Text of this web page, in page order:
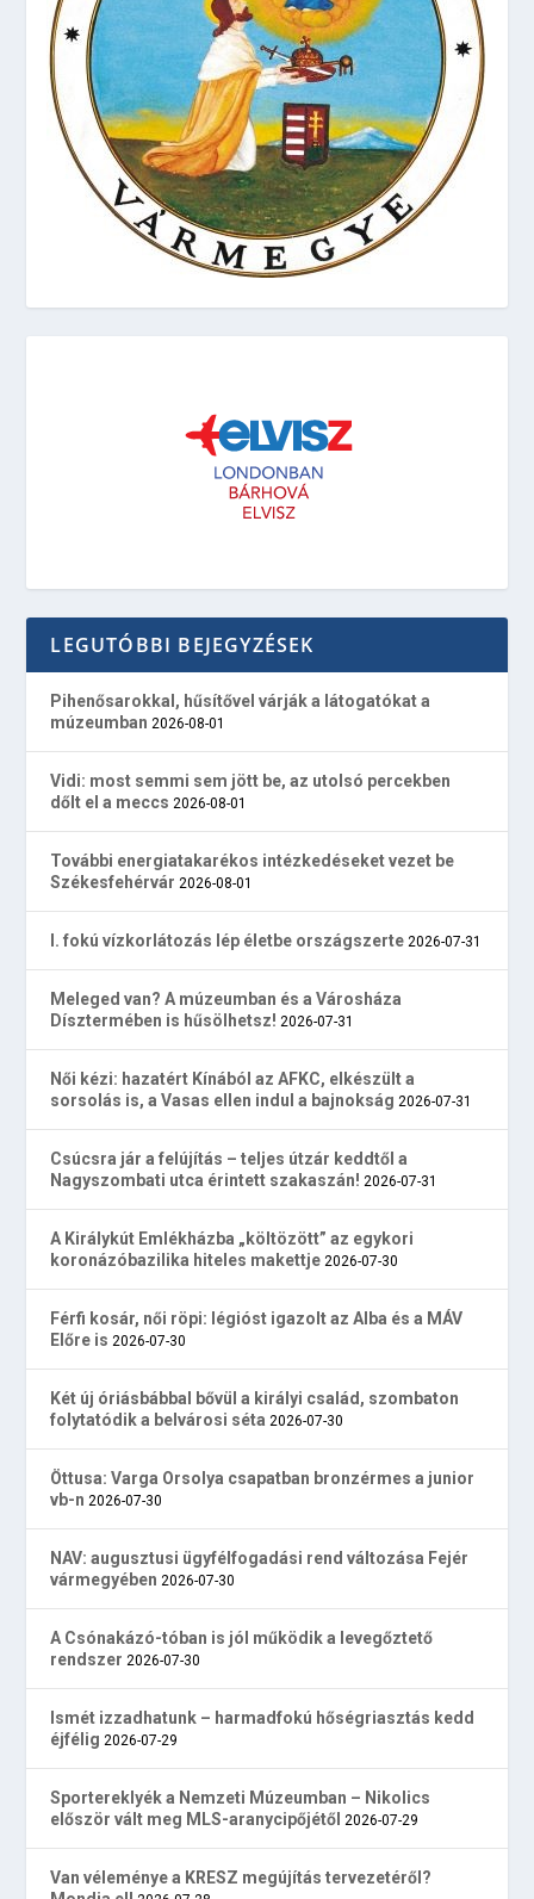
LEGUTÓBBI BEJEGYZÉSEK
Pihenősarokkal, hűsítővel várják a látogatókat a
múzeumban 2026-08-01
Vidi: most semmi sem jött be, az utolsó percekben
dőlt el a meccs 2026-08-01
További energiatakarékos intézkedéseket vezet be
Székesfehérvár 2026-08-01
I. fokú vízkorlátozás lép életbe országszerte 2026-07-31
Meleged van? A múzeumban és a Városháza
Dísztermében is hűsölhetsz! 2026-07-31
Női kézi: hazatért Kínából az AFKC, elkészült a
sorsolás is, a Vasas ellen indul a bajnokság 2026-07-31
Csúcsra jár a felújítás – teljes útzár keddtől a
Nagyszombati utca érintett szakaszán! 2026-07-31
A Királykút Emlékházba „költözött” az egykori
koronázóbazilika hiteles makettje 2026-07-30
Férfi kosár, női röpi: légióst igazolt az Alba és a MÁV
Előre is 2026-07-30
Két új óriásbábbal bővül a királyi család, szombaton
folytatódik a belvárosi séta 2026-07-30
Öttusa: Varga Orsolya csapatban bronzérmes a junior
vb-n 2026-07-30
NAV: augusztusi ügyfélfogadási rend változása Fejér
vármegyében 2026-07-30
A Csónakázó-tóban is jól működik a levegőztető
rendszer 2026-07-30
Ismét izzadhatunk – harmadfokú hőségriasztás kedd
éjfélig 2026-07-29
Sportereklyék a Nemzeti Múzeumban – Nikolics
először vált meg MLS-aranycipőjétől 2026-07-29
Van véleménye a KRESZ megújítás tervezetéről?